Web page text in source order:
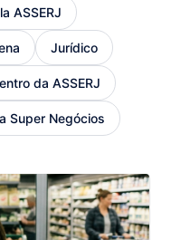
ASSERJ
Jurídico
da ASSERJ
Super Negócios